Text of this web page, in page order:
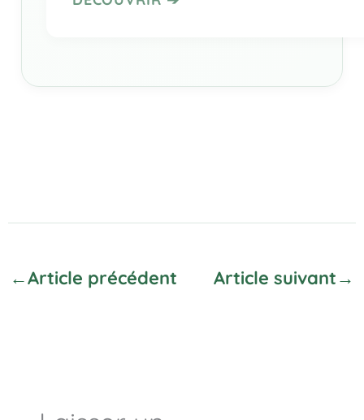
←Article précédent Article suivant→